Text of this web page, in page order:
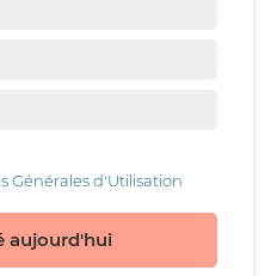
Générales d'Utilisation
aujourd'hui